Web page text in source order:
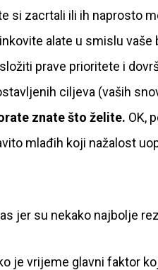
si zacrtali ili ih naprosto
alate u smislu
prave prioritete i
ciljeva (vaših
znate što želite. OK,
mlađih koji nažalost
jer su nekako najbolje
je vrijeme glavni faktor